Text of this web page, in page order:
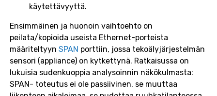
käytettävyyttä.
Ensimmäinen ja huonoin vaihtoehto on
peilata/kopioida useista Ethernet-porteista
määriteltyyn SPAN porttiin, jossa tekoälyjärjestelmän
sensori (appliance) on kytkettynä. Ratkaisussa on
lukuisia sudenkuoppia analysoinnin näkökulmasta:
SPAN- toteutus ei ole passiivinen, se muuttaa